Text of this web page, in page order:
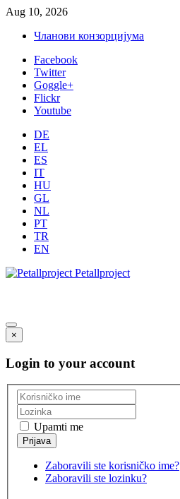
Aug 10, 2026
Чланови конзорцијума
Facebook
Twitter
Goggle+
Flickr
Youtube
DE
EL
ES
IT
HU
GL
NL
PT
TR
EN
Petallproject
×
Login to your account
Upamti me
Zaboravili ste korisničko ime?
Zaboravili ste lozinku?